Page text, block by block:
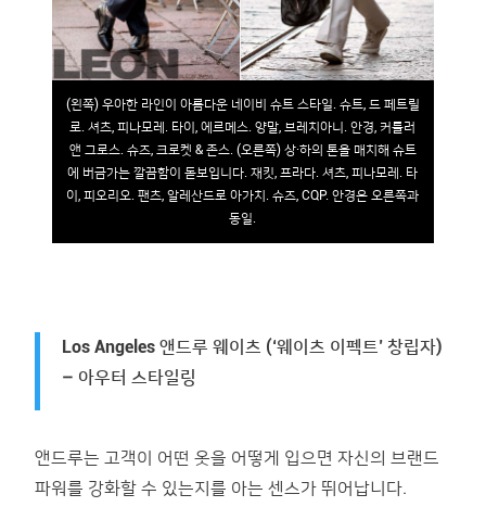
(왼쪽) 우아한 라인이 아름다운 네이비 슈트 스타일. 슈트, 드 페트릴
로. 셔츠, 피나모레. 타이, 에르메스. 양말, 브레치아니. 안경, 커틀러
앤 그로스. 슈즈, 크로켓 & 존스. (오른쪽) 상·하의 톤을 매치해 슈트
에 버금가는 깔끔함이 돋보입니다. 재킷, 프라다. 셔츠, 피나모레. 타
이, 피오리오. 팬츠, 알레산드로 아가치. 슈즈, CQP. 안경은 오른쪽과
동일.
Los Angeles 앤드루 웨이츠 (‘웨이츠 이펙트’ 창립자)
– 아우터 스타일링
앤드루는 고객이 어떤 옷을 어떻게 입으면 자신의 브랜드
파워를 강화할 수 있는지를 아는 센스가 뛰어납니다.